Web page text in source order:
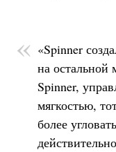
«Spinner
на остальной
Spinner,
мягкостью,
более